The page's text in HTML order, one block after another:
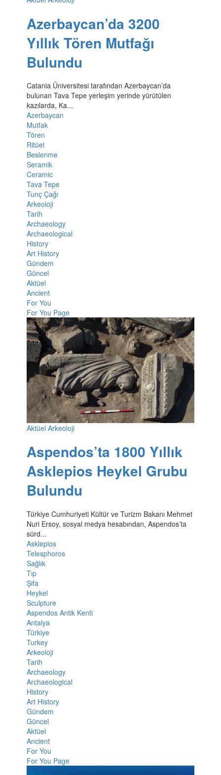
Azerbaycan’da 3200
Yıllık Tören Mutfağı
Bulundu
Catania Üniversitesi tarafından Azerbaycan’da
bulunan Tava Tepe yerleşim yerinde yürütülen
kazılarda, Ka...
Azerbaycan
Mutfak
Tören
Ritüel
Beslenme
Seramik
Ceramic
Tava Tepe
Tunç Çağı
Arkeoloji
Tarih
Archaeology
Archaeological
History
Art History
Gündem
Güncel
Aktüel
Ancient
For You
For You Page
Aktüel Arkeoloji
Aspendos’ta 1800 Yıllık
Asklepios Heykel Grubu
Bulundu
Türkiye Cumhuriyeti Kültür ve Turizm Bakanı Mehmet
Nuri Ersoy, sosyal medya hesabından, Aspendos’ta
sürd...
Asklepios
Telesphoros
Sağlık
Tıp
Şifa
Heykel
Sculpture
Aspendos Antik Kenti
Antalya
Türkiye
Turkey
Arkeoloji
Tarih
Archaeology
Archaeological
History
Art History
Gündem
Güncel
Aktüel
Ancient
For You
For You Page